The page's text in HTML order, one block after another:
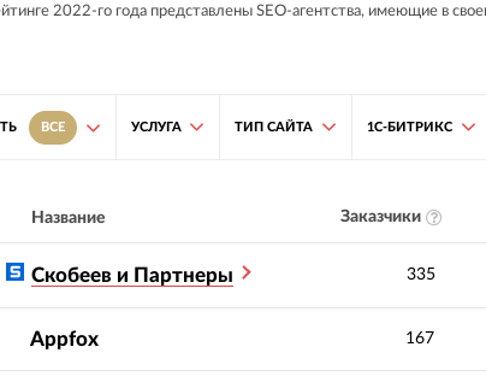
2022-го года представлены SEO-агентства, имеющие в
ВСЕ УСЛУГА ТИП САЙТА 1С-БИТРИКС
Название Заказчики
Скобеев и Партнеры 335
Appfox 167